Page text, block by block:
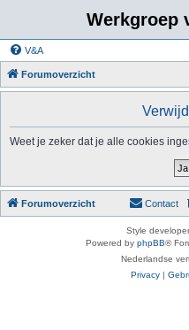
Werkgroep
V&A
Forumoverzicht
Weet je zeker dat je alle cookies
Forumoverzicht Contact
Style
Powered by phpBB®
Nederlandse
Privacy |